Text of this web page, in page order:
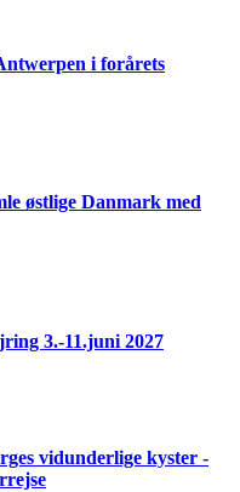
i forårets
østlige Danmark med
3.-11.juni 2027
vidunderlige kyster -